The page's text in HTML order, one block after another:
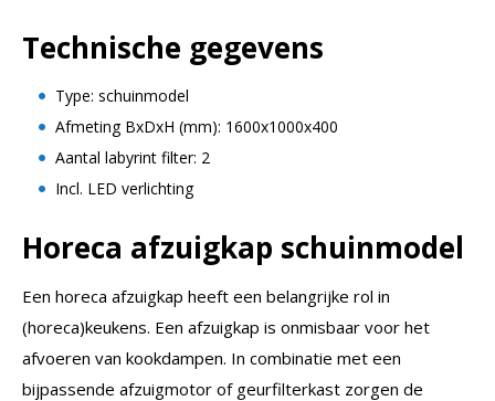
Technische gegevens
Type: schuinmodel
Afmeting BxDxH (mm): 1600x1000x400
Aantal labyrint filter: 2
Incl. LED verlichting
Horeca afzuigkap schuinmodel
Een horeca afzuigkap heeft een belangrijke rol in
(horeca)keukens. Een afzuigkap is onmisbaar voor het
afvoeren van kookdampen. In combinatie met een
bijpassende afzuigmotor of geurfilterkast zorgen de